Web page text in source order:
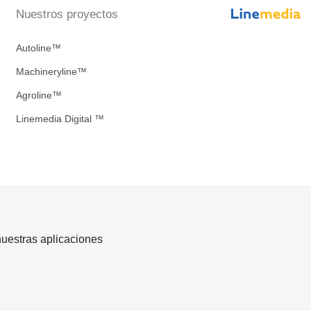
Nuestros proyectos
Autoline™
Machineryline™
Agroline™
Linemedia Digital ™
aplicaciones